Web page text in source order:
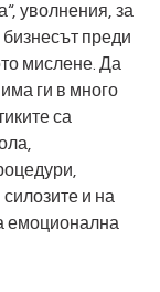
уволнения, за
преди
мислене. Да
ги в много
са
и на
емоционална